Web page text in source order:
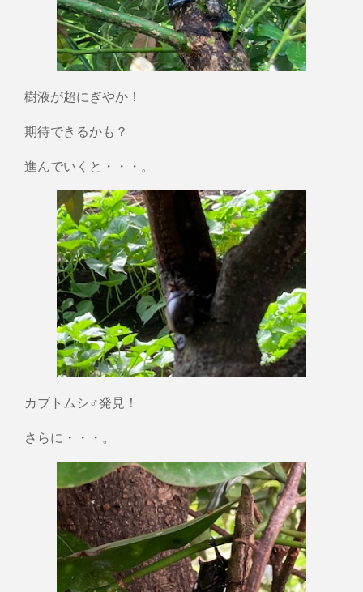
樹液が超にぎやか！
期待できるかも？
進んでいくと・・・。
カブトムシ♂発見！
さらに・・・。